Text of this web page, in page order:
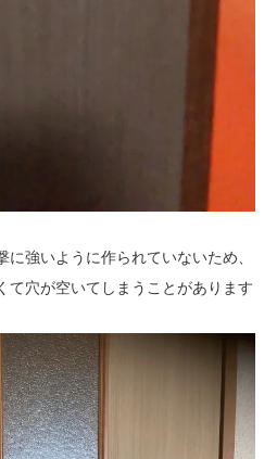
に強いように作られていないため、
て穴が空いてしまうことがあります